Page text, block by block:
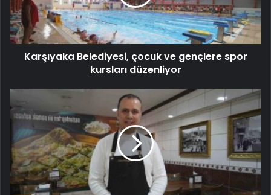
Karşıyaka Belediyesi, çocuk ve gençlere spor
kursları düzenliyor